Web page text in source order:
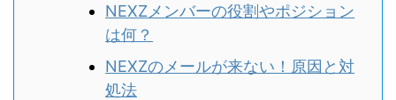
NEXZメンバーの役割やポジション
は何？
NEXZのメールが来ない！原因と対
処法